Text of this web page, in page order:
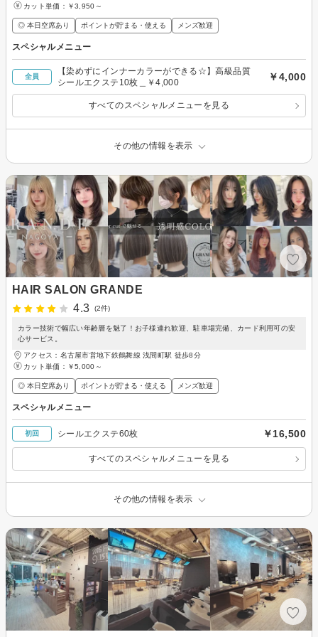
カット単価： ￥3,950～
◎ 本日空席あり ポイントが貯まる・使える メンズ歓迎
スペシャルメニュー
全員
【染めずにインナーカラーができる☆】高級品質
シールエクステ10枚＿￥4,000
￥4,000
すべてのスペシャルメニューを見る
その他の情報を表示
HAIR SALON GRANDE
4.3
(2件)
カラー技術で幅広い年齢層を魅了！お子様連れ歓迎、駐車場完備、カード利用可の安
心サービス。
アクセス：名古屋市営地下鉄鶴舞線 浅間町駅 徒歩8分
カット単価： ￥5,000～
◎ 本日空席あり ポイントが貯まる・使える メンズ歓迎
スペシャルメニュー
初回 シールエクステ60枚 ￥16,500
すべてのスペシャルメニューを見る
その他の情報を表示